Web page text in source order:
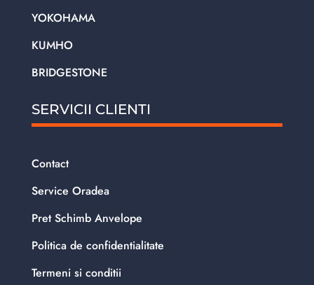
YOKOHAMA
KUMHO
BRIDGESTONE
SERVICII CLIENTI
Contact
Service Oradea
Pret Schimb Anvelope
Politica de confidentialitate
Termeni si conditii